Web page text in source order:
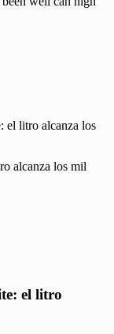
el litro alcanza los
el litro